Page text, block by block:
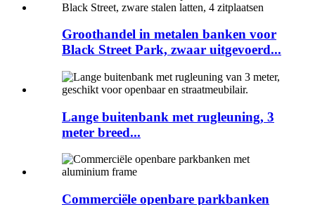
Groothandel in metalen banken voor
Black Street Park, zwaar uitgevoerd...
Lange buitenbank met rugleuning, 3
meter breed...
Commerciële openbare parkbanken